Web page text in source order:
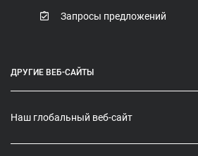
Запросы предложений
ДРУГИЕ ВЕБ-САЙТЫ
Наш глобальный веб-сайт